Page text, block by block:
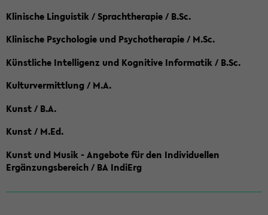
Klinische Linguistik / Sprachtherapie / B.Sc.
Klinische Psychologie und Psychotherapie / M.Sc.
Künstliche Intelligenz und Kognitive Informatik / B.Sc.
Kulturvermittlung / M.A.
Kunst / B.A.
Kunst / M.Ed.
Kunst und Musik - Angebote für den Individuellen
Ergänzungsbereich / BA IndiErg